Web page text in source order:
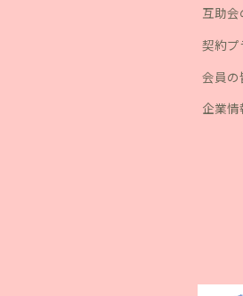
互助
契約プ
会員の
企業情